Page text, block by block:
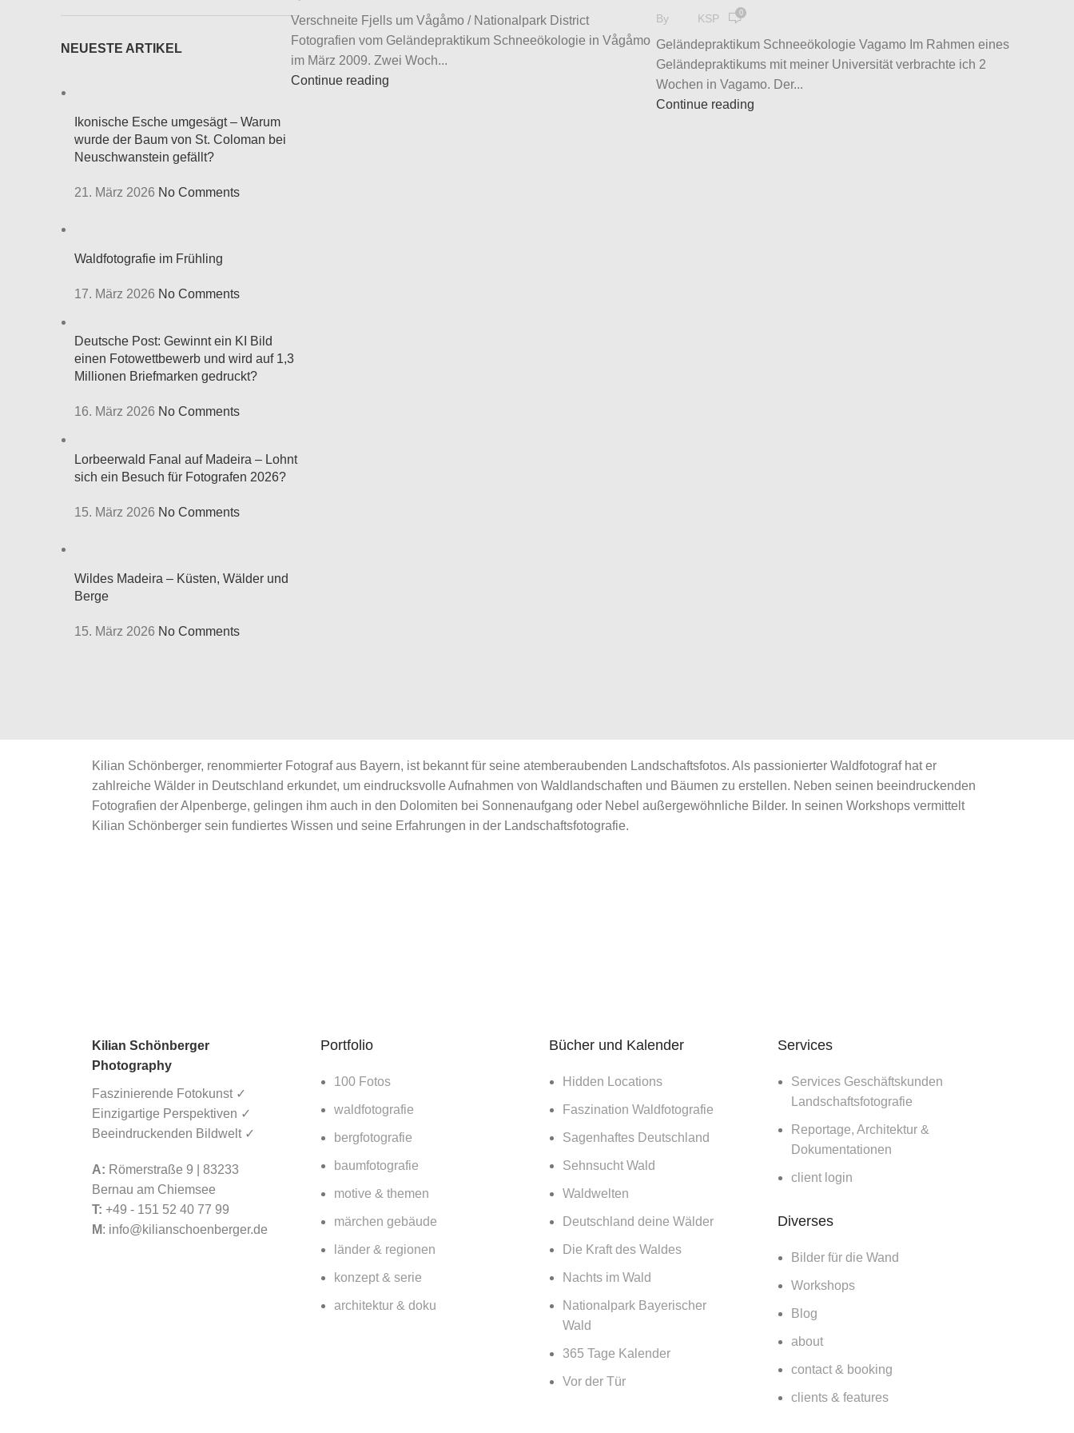
Verschneite Fjells um Vågåmo / Nationalpark District
Fotografien vom Geländepraktikum Schneeökologie in Vågåmo
im März 2009. Zwei Woch...
Continue reading
By KSP 0
Geländepraktikum Schneeökologie Vagamo Im Rahmen eines
Geländepraktikums mit meiner Universität verbrachte ich 2
Wochen in Vagamo. Der...
Continue reading
NEUESTE ARTIKEL
Ikonische Esche umgesägt – Warum
wurde der Baum von St. Coloman bei
Neuschwanstein gefällt?
21. März 2026 No Comments
Waldfotografie im Frühling
17. März 2026 No Comments
Deutsche Post: Gewinnt ein KI Bild
einen Fotowettbewerb und wird auf 1,3
Millionen Briefmarken gedruckt?
16. März 2026 No Comments
Lorbeerwald Fanal auf Madeira – Lohnt
sich ein Besuch für Fotografen 2026?
15. März 2026 No Comments
Wildes Madeira – Küsten, Wälder und
Berge
15. März 2026 No Comments
Kilian Schönberger, renommierter Fotograf aus Bayern, ist bekannt für seine atemberaubenden Landschaftsfotos. Als passionierter Waldfotograf hat er
zahlreiche Wälder in Deutschland erkundet, um eindrucksvolle Aufnahmen von Waldlandschaften und Bäumen zu erstellen. Neben seinen beeindruckenden
Fotografien der Alpenberge, gelingen ihm auch in den Dolomiten bei Sonnenaufgang oder Nebel außergewöhnliche Bilder. In seinen Workshops vermittelt
Kilian Schönberger sein fundiertes Wissen und seine Erfahrungen in der Landschaftsfotografie.
Kilian Schönberger
Photography
Faszinierende Fotokunst ✓
Einzigartige Perspektiven ✓
Beeindruckenden Bildwelt ✓
A: Römerstraße 9 | 83233
Bernau am Chiemsee
T: +49 - 151 52 40 77 99
M: info@kilianschoenberger.de
Portfolio
100 Fotos
waldfotografie
bergfotografie
baumfotografie
motive & themen
märchen gebäude
länder & regionen
konzept & serie
architektur & doku
Bücher und Kalender
Hidden Locations
Faszination Waldfotografie
Sagenhaftes Deutschland
Sehnsucht Wald
Waldwelten
Deutschland deine Wälder
Die Kraft des Waldes
Nachts im Wald
Nationalpark Bayerischer
Wald
365 Tage Kalender
Vor der Tür
Services
Services Geschäftskunden
Landschaftsfotografie
Reportage, Architektur &
Dokumentationen
client login
Diverses
Bilder für die Wand
Workshops
Blog
about
contact & booking
clients & features